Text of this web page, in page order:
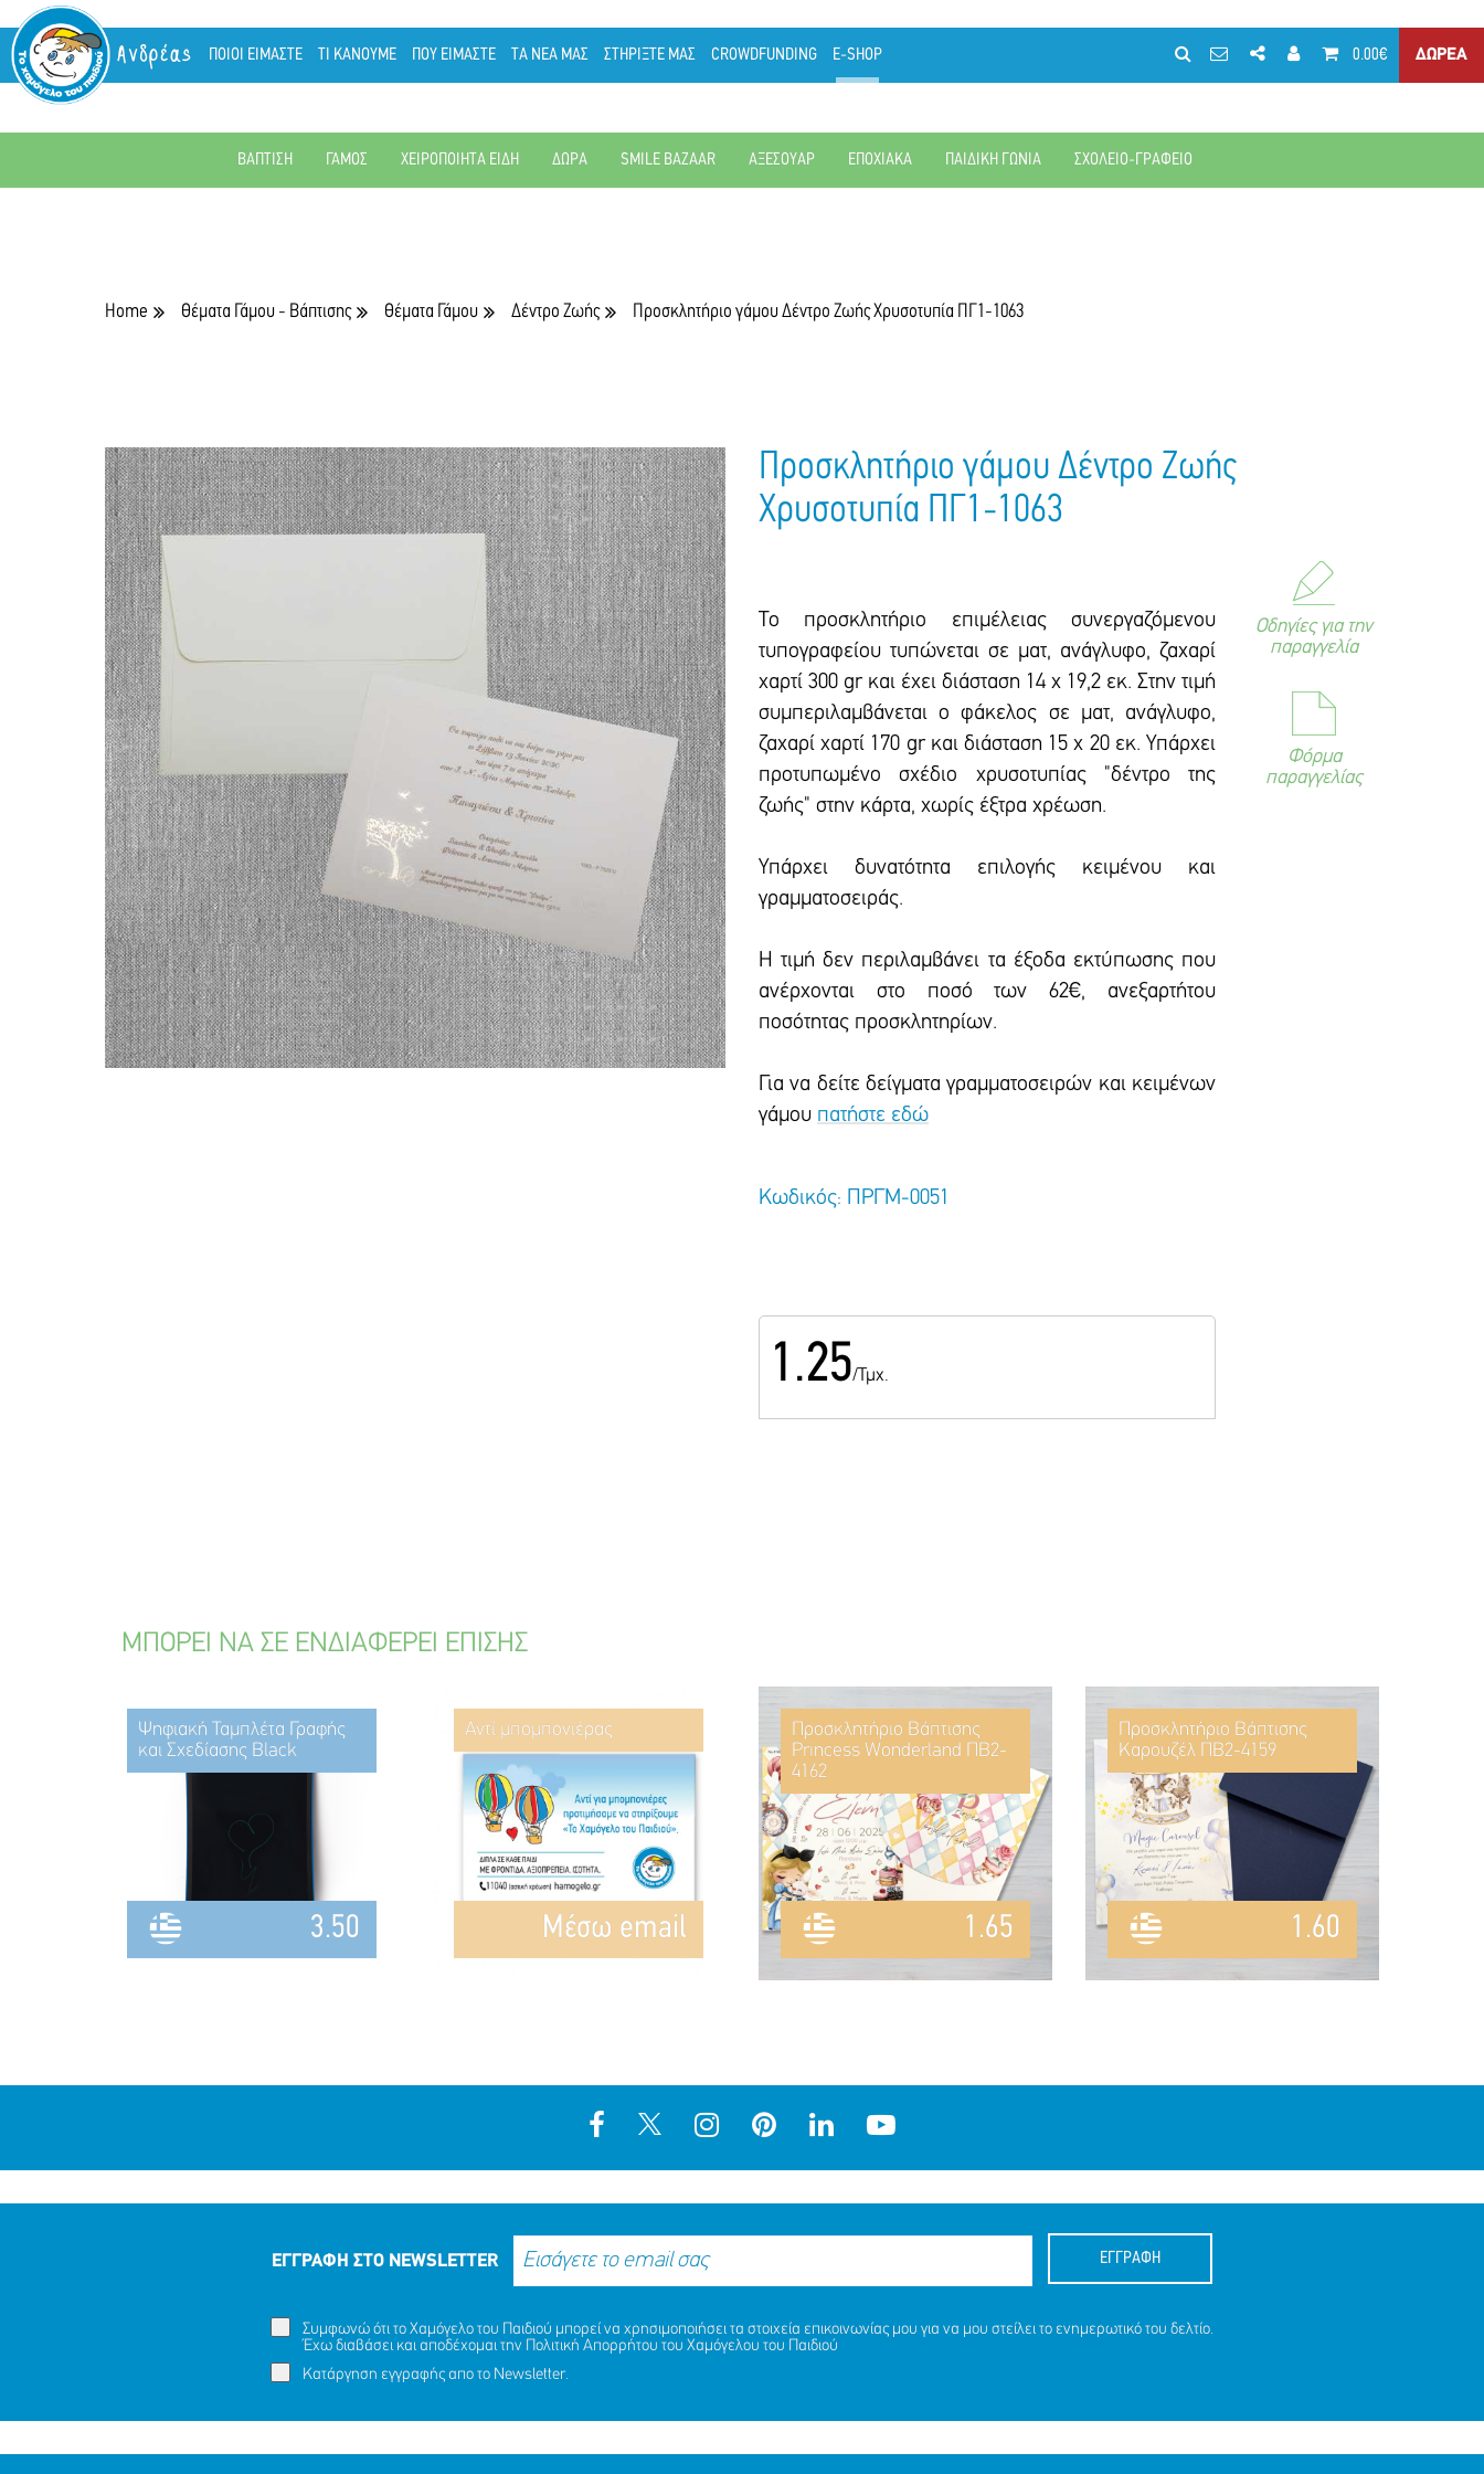
Ανδρέας ΠΟΙΟΙ ΕΙΜΑΣΤΕ ΤΙ ΚΑΝΟΥΜΕ ΠΟΥ ΕΙΜΑΣΤΕ ΤΑ ΝΕΑ ΜΑΣ ΣΤΗΡΙΞΤΕ ΜΑΣ CROWDFUNDING E-SHOP 0.00€ ΔΩΡΕΑ
ΒΑΠΤΙΣΗ ΓΑΜΟΣ ΧΕΙΡΟΠΟΙΗΤΑ ΕΙΔΗ ΔΩΡΑ SMILE BAZAAR ΑΞΕΣΟΥΑΡ ΕΠΟΧΙΑΚΑ ΠΑΙΔΙΚΗ ΓΩΝΙΑ ΣΧΟΛΕΙΟ-ΓΡΑΦΕΙΟ
Home Θέματα Γάμου - Βάπτισης Θέματα Γάμου Δέντρο Ζωής Προσκλητήριο γάμου Δέντρο Ζωής Χρυσοτυπία ΠΓ1-1063
Προσκλητήριο γάμου Δέντρο Ζωής
Χρυσοτυπία ΠΓ1-1063
Το προσκλητήριο επιμέλειας συνεργαζόμενου
τυπογραφείου τυπώνεται σε ματ, ανάγλυφο, ζαxαρί
χαρτί 300 gr και έxει διάσταση 14 x 19,2 εκ. Στην τιμή
συμπεριλαμβάνεται ο φάκελος σε ματ, ανάγλυφο,
ζαxαρί χαρτί 170 gr και διάσταση 15 x 20 εκ. Υπάρxει
προτυπωμένο σxέδιο xρυσοτυπίας "δέντρο της
ζωής" στην κάρτα, xωρίς έξτρα xρέωση.
Υπάρxει δυνατότητα επιλογής κειμένου και
γραμματοσειράς.
Η τιμή δεν περιλαμβάνει τα έξοδα εκτύπωσης που
ανέρχονται στο ποσό των 62€, ανεξαρτήτου
ποσότητας προσκλητηρίων.
Για να δείτε δείγματα γραμματοσειρών και κειμένων
γάμου πατήστε εδώ
Κωδικός: ΠΡΓΜ-0051
1.25/Τμχ.
Οδηγίες για την
παραγγελία
Φόρμα
παραγγελίας
ΜΠΟΡΕΙ ΝΑ ΣΕ ΕΝΔΙΑΦΕΡΕΙ ΕΠΙΣΗΣ
Ψηφιακή Ταμπλέτα Γραφής
και Σχεδίασης Black
3.50
Αντί μπομπονιέρας
Mέσω email
Προσκλητήριο Βάπτισης
Princess Wonderland ΠΒ2-
4162
1.65
Προσκλητήριο Βάπτισης
Καρουζέλ ΠΒ2-4159
1.60
ΕΓΓΡΑΦΗ ΣΤΟ NEWSLETTER ΕΓΓΡΑΦΗ
Συμφωνώ ότι το Χαμόγελο του Παιδιού μπορεί να χρησιμοποιήσει τα στοιχεία επικοινωνίας μου για να μου στείλει το ενημερωτικό του δελτίο.
Έχω διαβάσει και αποδέχομαι την Πολιτική Απορρήτου του Χαμόγελου του Παιδιού
Κατάργηση εγγραφής απο το Newsletter.